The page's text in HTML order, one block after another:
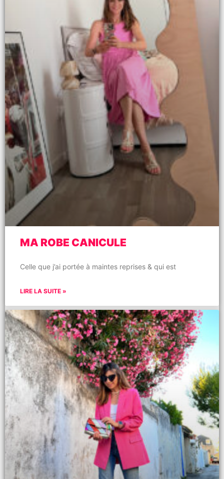
MA ROBE CANICULE
Celle que j’ai portée à maintes reprises & qui est
LIRE LA SUITE »